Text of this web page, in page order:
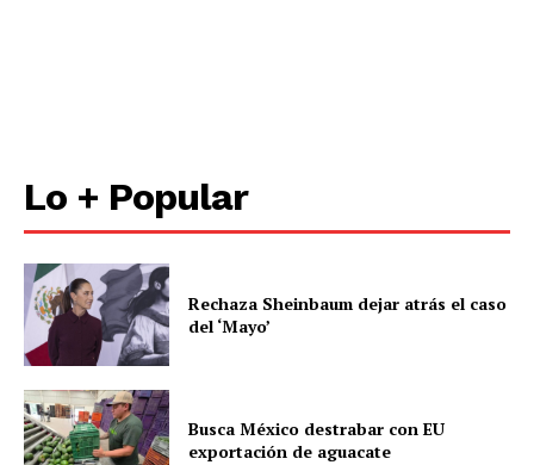
Lo + Popular
Rechaza Sheinbaum dejar atrás el caso
del ‘Mayo’
Busca México destrabar con EU
exportación de aguacate